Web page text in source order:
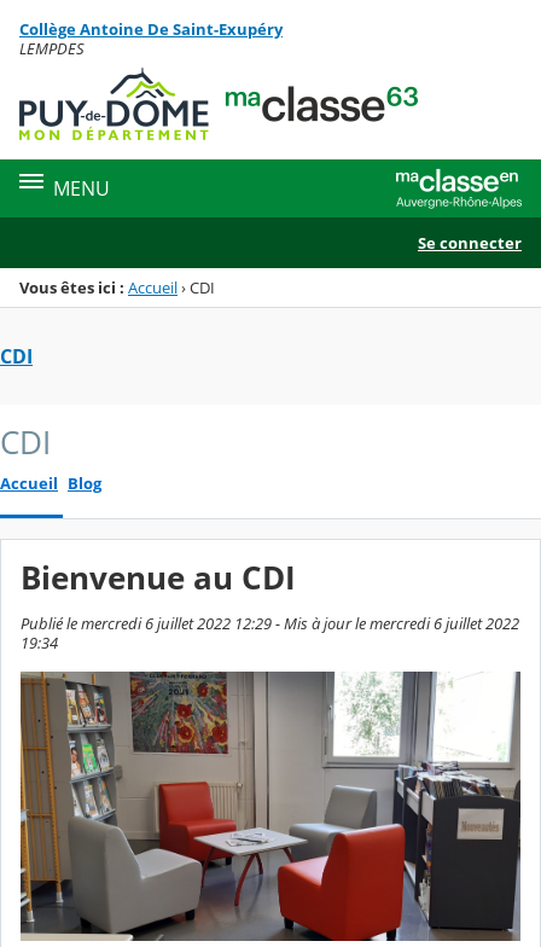
Menu de la rubrique
Contenu
Collège Antoine De Saint-Exupéry
LEMPDES
MENU
Se connecter
Vous êtes ici : Accueil›CDI
CDI
CDI
Accueil Blog
Bienvenue au CDI
Publié le mercredi 6 juillet 2022 12:29 - Mis à jour le mercredi 6 juillet 2022
19:34